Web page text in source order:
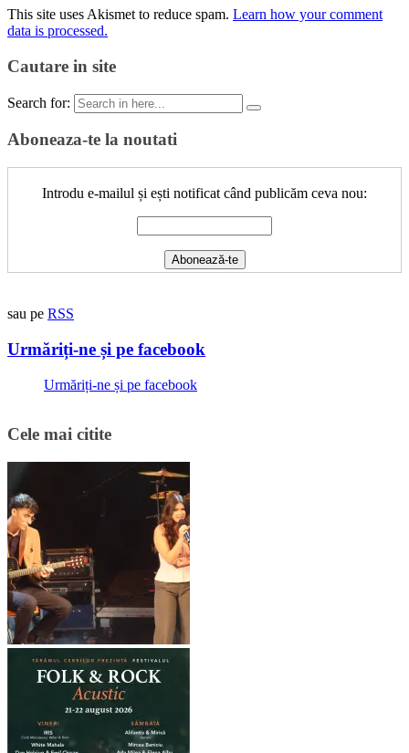
This site uses Akismet to reduce spam. Learn how your comment
data is processed.
Cautare in site
Search for:
Aboneaza-te la noutati
Introdu e-mailul și ești notificat când publicăm ceva nou:
sau pe RSS
Urmăriți-ne și pe facebook
Urmăriți-ne și pe facebook
Cele mai citite